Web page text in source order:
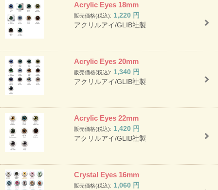
Acrylic Eyes 18mm
販売価格(税込): 1,220 円
アクリルアイ/GLIB社製
Acrylic Eyes 20mm
販売価格(税込): 1,340 円
アクリルアイ/GLIB社製
Acrylic Eyes 22mm
販売価格(税込): 1,420 円
アクリルアイ/GLIB社製
Crystal Eyes 16mm
販売価格(税込): 1,060 円